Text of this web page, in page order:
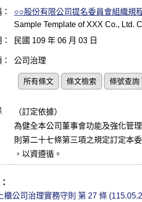
○○股份有限公司提名委員會組織規
Sample Template of XXX Co., Ltd.
民國 109 年 06 月 03 日
公司治理
所有條文 條文檢索 條號查詢
（訂定依據）
為健全本公司董事會功能及強化管
則第二十七條第三項之規定訂定本
，以資遵循。
櫃公司治理實務守則 第 27 條